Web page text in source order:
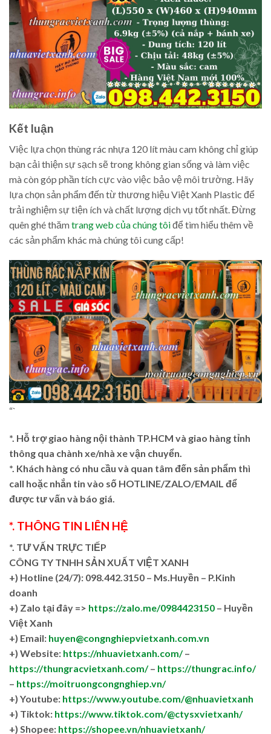
Kết luận
Việc lựa chọn thùng rác nhựa 120 lít màu cam không chỉ giúp
bạn cải thiện sự sạch sẽ trong không gian sống và làm việc
mà còn góp phần tích cực vào việc bảo vệ môi trường. Hãy
lựa chọn sản phẩm đến từ thương hiệu Việt Xanh Plastic để
trải nghiệm sự tiện ích và chất lượng dịch vụ tốt nhất. Đừng
quên ghé thămtrang web của chúng tôiđể tìm hiểu thêm về
các sản phẩm khác mà chúng tôi cung cấp!
“`
*. Hỗ trợ giao hàng nội thành TP.HCM và giao hàng tỉnh
thông qua chành xe/nhà xe vận chuyển.
*. Khách hàng có nhu cầu và quan tâm đến sản phẩm thì
call hoặc nhắn tin vào số HOTLINE/ZALO/EMAIL để
được tư vấn và báo giá.
*. THÔNG TIN LIÊN HỆ
*. TƯ VẤN TRỰC TIẾP
CÔNG TY TNHH SẢN XUẤT VIỆT XANH
+) Hotline (24/7): 098.442.3150 – Ms.Huyền – P.Kinh
doanh
+) Zalo tại đây => https://zalo.me/0984423150 – Huyền
Việt Xanh
+) Email: huyen@congnghiepvietxanh.com.vn
+) Website: https://nhuavietxanh.com/–
https://thungracvietxanh.com/– https://thungrac.info/
– https://moitruongcongnghiep.vn/
+) Youtube: https://www.youtube.com/@nhuavietxanh
+) Tiktok: https://www.tiktok.com/@ctysxvietxanh/
+) Shopee: https://shopee.vn/nhuavietxanh/